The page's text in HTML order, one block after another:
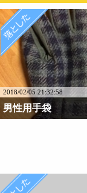
2018/02/05 21:32:58
男性用手袋